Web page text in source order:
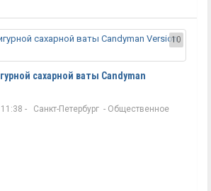
10
сахарной ваты Candyman
- Санкт-Петербург - Общественное